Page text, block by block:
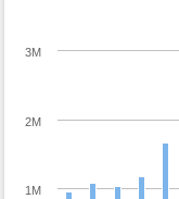
1M
2M
3M